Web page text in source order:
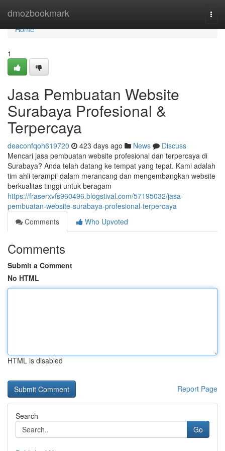
dmozbookmark
Home
Home
1
Jasa Pembuatan Website
Surabaya Profesional &
Terpercaya
deaconfqoh619720 423 days ago News
Discuss
Mencari jasa pembuatan website profesional dan terpercaya di
Surabaya? Anda telah datang ke tempat yang tepat. Kami adalah
tim ahli terampil dalam merancang dan mengembangkan website
berkualitas tinggi untuk beragam
https://fraserxvfs960496.blogstival.com/57195032/jasa-
pembuatan-website-surabaya-profesional-terpercaya
Comments
Who Upvoted
Comments
Submit a Comment
No HTML
HTML is disabled
Report Page
Search
Go